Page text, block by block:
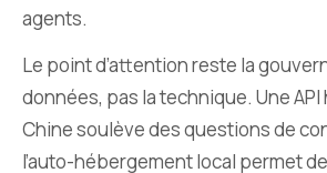
agents.
Le point d’attention reste la
données, pas la technique. Une
Chine soulève des questions de
l’auto-hébergement local permet